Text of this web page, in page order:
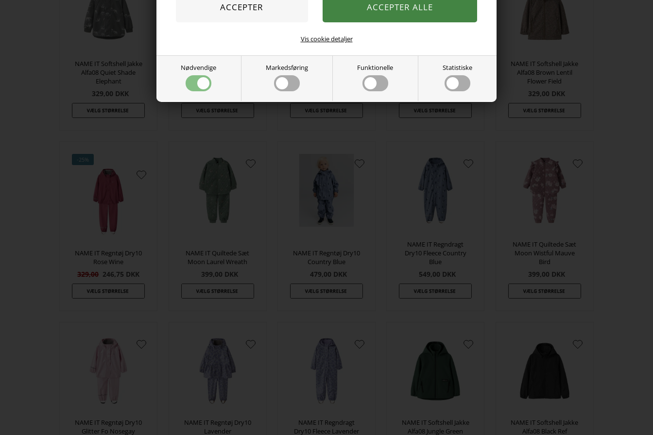
Nødvendige Markedsføring Funktionelle Statistiske
Vis cookie detaljer
NAME IT Softshell Jakke
Alfa08 Quiet Shade
Elephant
329,00 DKK
NAME IT Softshell Bukser
Alfa08 Bib Quiet Shade
Elephant
299,00
NAME IT Softshell Jakke
Alfa08 Oceana
NAME IT Softshell Jakke
Alfa08 Frill Foil Wistful
Mauve
DKK
NAME IT Softshell Jakke
Alfa08 Brown Lentil
Flower Field
329,00 DKK
-25%
NAME IT Regntøj Dry10
Rose Wine
329,00 246,75 DKK
NAME IT Quiltede Sæt
Moon Laurel Wreath
399,00 DKK
NAME IT Regntøj Dry10
Country Blue
479,00 DKK
NAME IT Regndragt
Dry10 Fleece Country
Blue
549,00 DKK
NAME IT Quiltede Sæt
Moon Wistful Mauve
Bird
399,00 DKK
NAME IT Regntøj Dry10
Glitter Fo Nosegay
NAME IT Regntøj Dry10
Lavender
NAME IT Regndragt
Dry10 Fleece Lavender
NAME IT Softshell Jakke
Alfa08 Jungle Green
NAME IT Softshell Jakke
Alfa08 Black Ref